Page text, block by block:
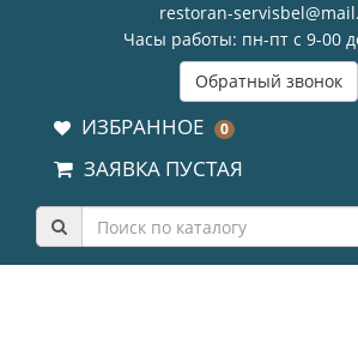
restoran-
Часы работы: пн-пт с 9-00
Обратный звонок
ИЗБРАННОЕ 0
ЗАЯВКА ПУСТАЯ